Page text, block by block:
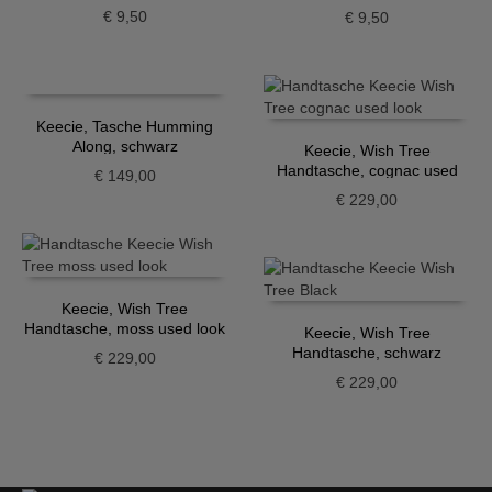
€9,50
€ 9,50
Keecie, Tasche Humming
Along, schwarz
€149,00
Keecie, Wish Tree
Handtasche, cognac used
€ 229,00
Keecie, Wish Tree
Handtasche, moss used look
€229,00
Keecie, Wish Tree
Handtasche, schwarz
€ 229,00